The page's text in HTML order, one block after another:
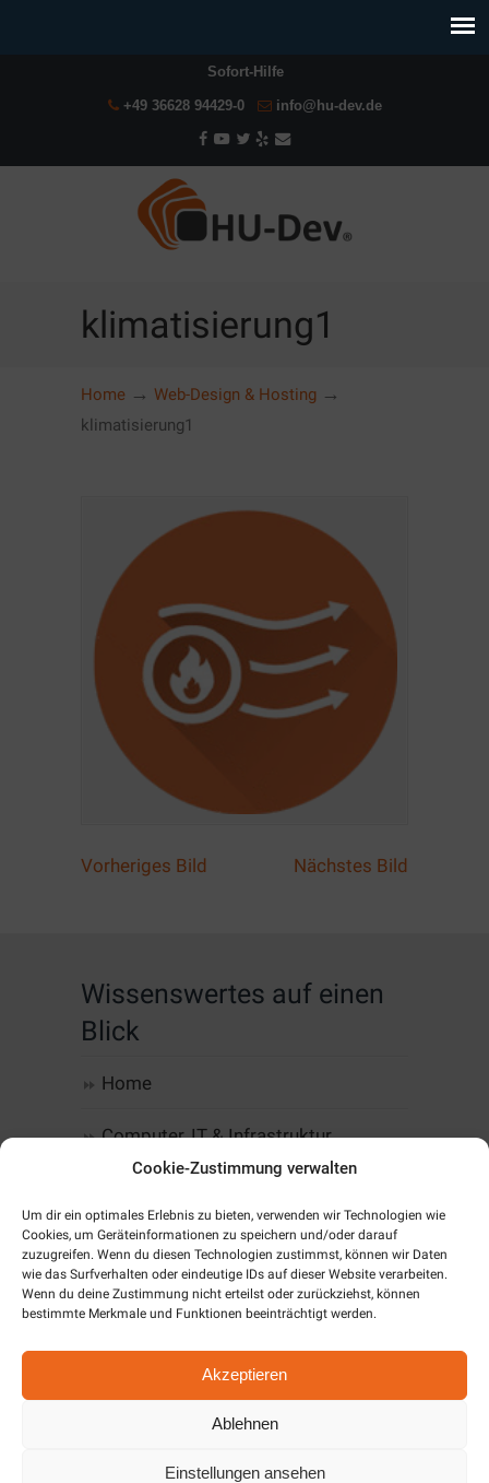
Cookie-Zustimmung verwalten
Um dir ein optimales Erlebnis zu bieten, verwenden wir Technologien wie
Cookies, um Geräteinformationen zu speichern und/oder darauf
zuzugreifen. Wenn du diesen Technologien zustimmst, können wir Daten
wie das Surfverhalten oder eindeutige IDs auf dieser Website verarbeiten.
Wenn du deine Zustimmung nicht erteilst oder zurückziehst, können
bestimmte Merkmale und Funktionen beeinträchtigt werden.
Akzeptieren
Ablehnen
Einstellungen ansehen
Sofort-Hilfe
+49 36628 94429-0 info@hu-dev.de
klimatisierung1
Home → Web-Design & Hosting →
klimatisierung1
Vorheriges Bild Nächstes Bild
Wissenswertes auf einen
Blick
Home
Computer, IT & Infrastruktur
Kommunikation
Software
Alarm & SmartHome
Unternehmen